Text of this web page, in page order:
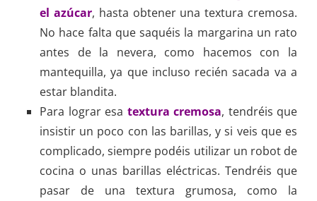
el azúcar, hasta obtener una textura cremosa.
No hace falta que saquéis la margarina un rato
antes de la nevera, como hacemos con la
mantequilla, ya que incluso recién sacada va a
estar blandita.
Para lograr esa textura cremosa, tendréis que
insistir un poco con las barillas, y si veis que es
complicado, siempre podéis utilizar un robot de
cocina o unas barillas eléctricas. Tendréis que
pasar de una textura grumosa, como la